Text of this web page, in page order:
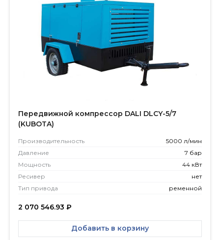
Передвижной компрессор DALI DLCY-5/7
(KUBOTA)
Производитель­ность
5000 л/мин
Давление
7 бар
Мощность
44 кВт
Ресивер
нет
Тип привода
ременной
2 070 546.93 ₽
Добавить в корзину